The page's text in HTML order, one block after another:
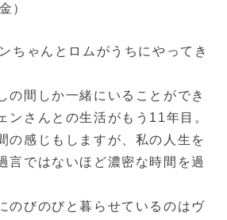
）
ちゃんとロムがうちにやってき
の間しか一緒にいることができ
ンさんとの生活がもう11年目。
の感じもしますが、私の人生を
言ではないほど濃密な時間を過
のびのびと暮らせているのはヴ